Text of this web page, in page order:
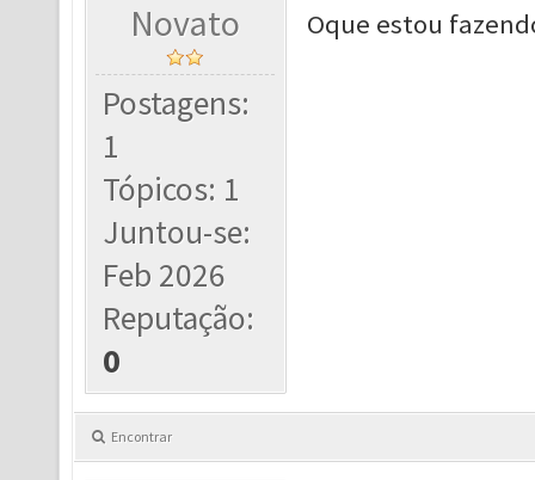
Novato
Postagens:
1
Tópicos: 1
Juntou-se:
Feb 2026
Reputação:
0
Oque estou
Encontrar